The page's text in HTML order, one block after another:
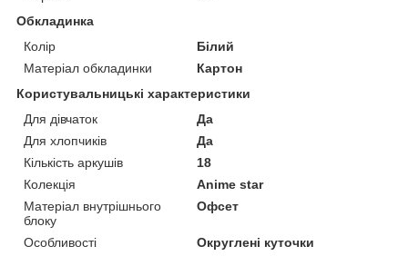
Обкладинка
Колір
Білий
Матеріал обкладинки
Картон
Користувальницькі характеристики
Для дівчаток
Да
Для хлопчиків
Да
Кількість аркушів
18
Колекція
Anime star
Матеріал внутрішнього
блоку
Офсет
Особливості
Округлені куточки